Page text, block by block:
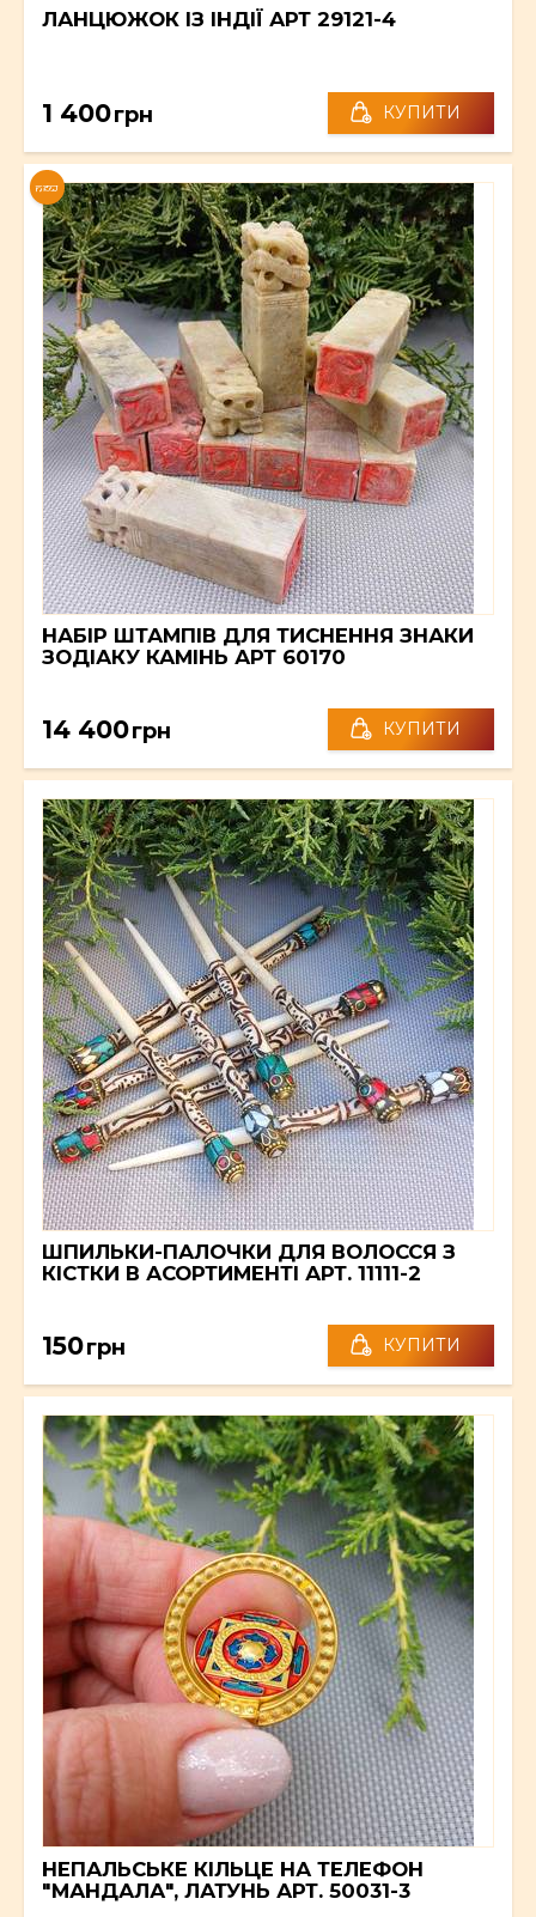
ЛАНЦЮЖОК ІЗ ІНДІЇ АРТ 29121-4
1 400грн КУПИТИ
NEW
НАБІР ШТАМПІВ ДЛЯ ТИСНЕННЯ ЗНАКИ
ЗОДІАКУ КАМІНЬ АРТ 60170
14 400грн КУПИТИ
ШПИЛЬКИ-ПАЛОЧКИ ДЛЯ ВОЛОССЯ З
КІСТКИ В АСОРТИМЕНТІ АРТ. 11111-2
150грн КУПИТИ
НЕПАЛЬСЬКЕ КІЛЬЦЕ НА ТЕЛЕФОН
"МАНДАЛА", ЛАТУНЬ АРТ. 50031-3